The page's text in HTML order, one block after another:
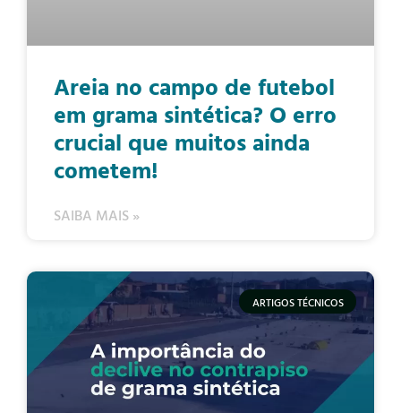
Areia no campo de futebol
em grama sintética? O erro
crucial que muitos ainda
cometem!
SAIBA MAIS »
ARTIGOS TÉCNICOS